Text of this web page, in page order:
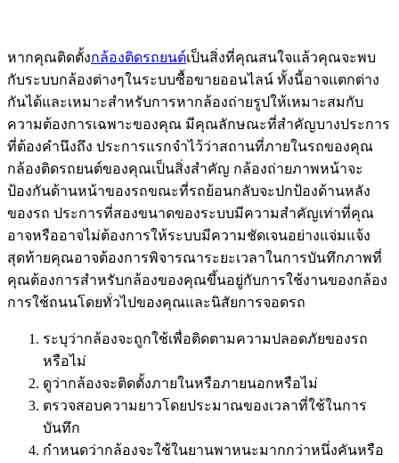
หากคุณติดตั้งกล้องติดรถยนต์เป็นสิ่งที่คุณสนใจแล้วคุณจะพบ
กับระบบกล้องต่างๆในระบบซื้อขายออนไลน์ ทั้งนี้อาจแตกต่าง
กันได้และเหมาะสำหรับการหากล้องถ่ายรูปให้เหมาะสมกับ
ความต้องการเฉพาะของคุณ มีคุณลักษณะที่สำคัญบางประการ
ที่ต้องคำนึงถึง ประการแรกจำไว้ว่าสถานที่ภายในรถของคุณ
กล้องติดรถยนต์ของคุณเป็นสิ่งสำคัญ กล้องถ่ายภาพหน้าจะ
ป้องกันด้านหน้าของรถขณะที่รถย้อนกลับจะปกป้องด้านหลัง
ของรถ ประการที่สองขนาดของระบบมีความสำคัญเท่าที่คุณ
อาจหรืออาจไม่ต้องการให้ระบบมีความชัดเจนอย่างแจ่มแจ้ง
สุดท้ายคุณอาจต้องการพิจารณาระยะเวลาในการบันทึกภาพที่
คุณต้องการสำหรับกล้องของคุณขึ้นอยู่กับการใช้งานของกล้อง
การใช้ถนนโดยทั่วไปของคุณและนิสัยการจอดรถ
ระบุว่ากล้องจะถูกใช้เพื่อติดตามความปลอดภัยของรถ
หรือไม่
ดูว่ากล้องจะติดตั้งภายในหรือภายนอกหรือไม่
ตรวจสอบความยาวโดยประมาณของเวลาที่ใช้ในการ
บันทึก
กำหนดว่ากล้องจะใช้ในยานพาหนะมากกว่าหนึ่งคันหรือ